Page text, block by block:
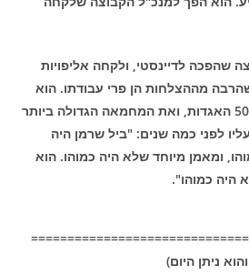
שהפכה לדיינסטי, ולקחה אליפויות
1987, ו-1988 כשהרבה מההצלחות הן פרי עבודתו. הוא
ניבחר להיכל התהילה ול-50 האגדות, ואת המחמאה הגדולה ביותר
לפני כמה שנים: "ביל שרמן היה
ומאמן מיוחד שלא היה כמוהו. הוא
היה כמוהו".
ניתן היום)